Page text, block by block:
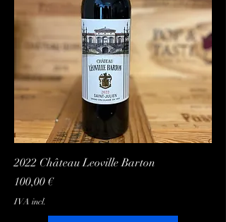
2022 Château Leoville Barton
Preço
100,00 €
IVA incl.